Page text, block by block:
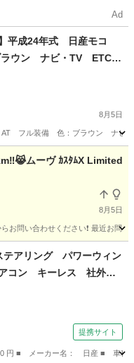
Ad
】平成24年式 日産モコ
ラウン ナビ・TV ETC
知機 車検：令和9年12
8月5日
フル装備 色：ブラウン ナビ
ムーヴ ｶｽﾀﾑX Limited
8月5日
お問い合わせください❗️ 最近お
アリング パワーウィン
コン キーレス 社外ナ
社外ＡＷ （検9.12）
提携サイト
円 ■ メーカー名： 日産 ■ 車